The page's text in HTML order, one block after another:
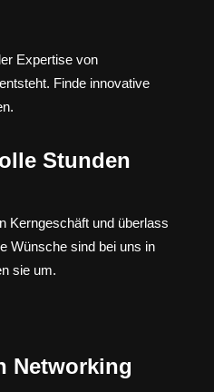
Expertise von
Finde innovative
Stunden
Kerngeschäft und überlass
Wünsche sind bei uns in
sie um.
Networking